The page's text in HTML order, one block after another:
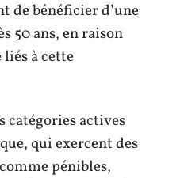
de bénéficier d’une
50 ans, en raison
liés à cette
catégories actives
qui exercent des
pénibles,